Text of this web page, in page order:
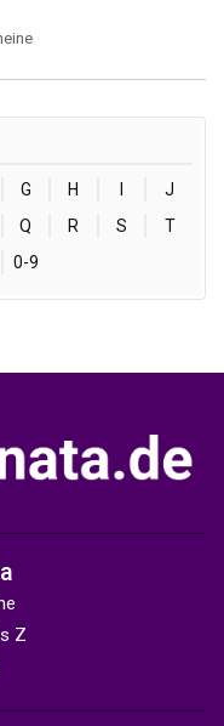
G H
J
Q R S
T
0-9
Z